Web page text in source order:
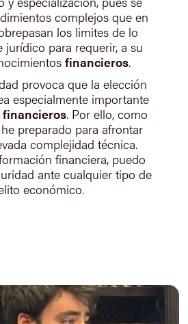
complejos que en
los limites de lo
jurídico para requerir, a su
financieros.
provoca que la elección
especialmente importante
. Por ello, como
preparado para afrontar
complejidad técnica.
financiera, puedo
ante cualquier tipo de
económico.